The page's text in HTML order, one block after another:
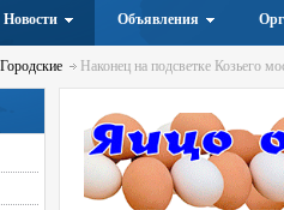
Новости Объявления
Городские Наконец на подсветке Козьего